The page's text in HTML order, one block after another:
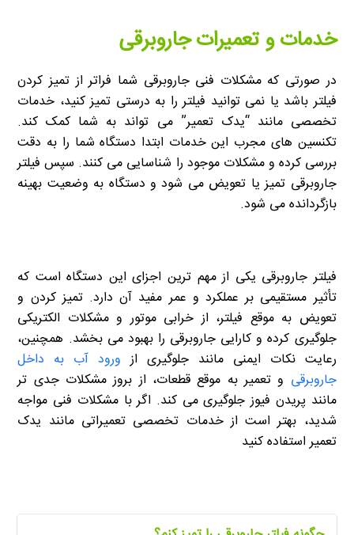
خدمات و تعمیرات جاروبرقی
در صورتی که مشکلات فنی جاروبرقی شما فراتر از تمیز کردن
فیلتر باشد یا نمی توانید فیلتر را به درستی تمیز کنید، خدمات
تخصصی مانند “یدک تعمیر” می تواند به شما کمک کند.
تکنسین های مجرب این خدمات ابتدا دستگاه شما را به دقت
بررسی کرده و مشکلات موجود را شناسایی می کنند. سپس فیلتر
جاروبرقی تمیز یا تعویض می شود و دستگاه به وضعیت بهینه
بازگردانده می شود.
فیلتر جاروبرقی یکی از مهم ترین اجزای این دستگاه است که
تأثیر مستقیمی بر عملکرد و عمر مفید آن دارد. تمیز کردن و
تعویض به موقع فیلتر، از خرابی موتور و مشکلات الکتریکی
جلوگیری کرده و کارایی جاروبرقی را بهبود می بخشد. همچنین،
رعایت نکات ایمنی مانند جلوگیری از ورود آب به داخل
جاروبرقی و تعمیر به موقع قطعات، از بروز مشکلات جدی تر
مانند پریدن فیوز جلوگیری می کند. اگر با مشکلات فنی مواجه
شدید، بهتر است از خدمات تخصصی تعمیراتی مانند یدک
تعمیر استفاده کنید